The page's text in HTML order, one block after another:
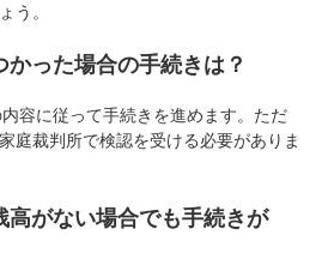
う。
った場合の手続きは？
容に従って手続きを進めます。ただ
庭裁判所で検認を受ける必要がありま
高がない場合でも手続きが